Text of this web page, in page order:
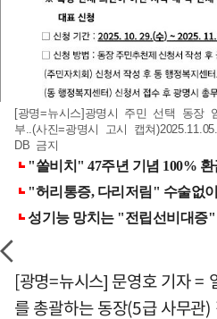
[광명=뉴시스]광명시 주민 선택 동장
부..(사진=광명시 고시 캡쳐)
DB 금지
[광명=뉴시스] 문영호 기자 =
를 총괄하는 동장(5급 사무관